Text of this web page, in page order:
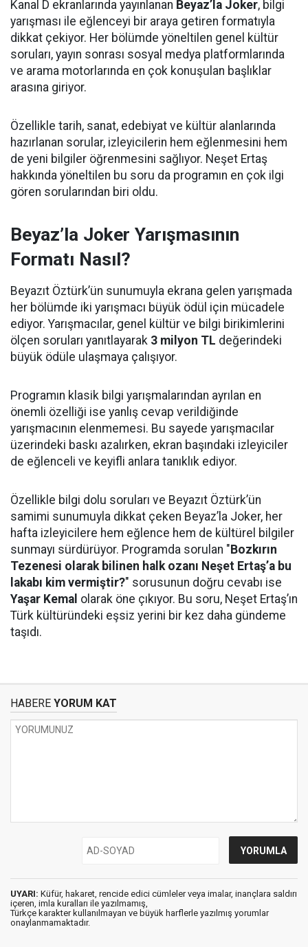
Kanal D ekranlarında yayınlanan Beyaz’la Joker, bilgi
yarışması ile eğlenceyi bir araya getiren formatıyla
dikkat çekiyor. Her bölümde yöneltilen genel kültür
soruları, yayın sonrası sosyal medya platformlarında
ve arama motorlarında en çok konuşulan başlıklar
arasına giriyor.
Özellikle tarih, sanat, edebiyat ve kültür alanlarında
hazırlanan sorular, izleyicilerin hem eğlenmesini hem
de yeni bilgiler öğrenmesini sağlıyor. Neşet Ertaş
hakkında yöneltilen bu soru da programın en çok ilgi
gören sorularından biri oldu.
Beyaz’la Joker Yarışmasının
Formatı Nasıl?
Beyazıt Öztürk’ün sunumuyla ekrana gelen yarışmada
her bölümde iki yarışmacı büyük ödül için mücadele
ediyor. Yarışmacılar, genel kültür ve bilgi birikimlerini
ölçen soruları yanıtlayarak 3 milyon TL değerindeki
büyük ödüle ulaşmaya çalışıyor.
Programın klasik bilgi yarışmalarından ayrılan en
önemli özelliği ise yanlış cevap verildiğinde
yarışmacının elenmemesi. Bu sayede yarışmacılar
üzerindeki baskı azalırken, ekran başındaki izleyiciler
de eğlenceli ve keyifli anlara tanıklık ediyor.
Özellikle bilgi dolu soruları ve Beyazıt Öztürk’ün
samimi sunumuyla dikkat çeken Beyaz’la Joker, her
hafta izleyicilere hem eğlence hem de kültürel bilgiler
sunmayı sürdürüyor. Programda sorulan " Bozkırın
Tezenesi olarak bilinen halk ozanı Neşet Ertaş’a bu
lakabı kim vermiştir?" sorusunun doğru cevabı ise
Yaşar Kemal olarak öne çıkıyor. Bu soru, Neşet Ertaş’ın
Türk kültüründeki eşsiz yerini bir kez daha gündeme
taşıdı.
HABERE YORUM KAT
UYARI: Küfür, hakaret, rencide edici cümleler veya imalar, inançlara saldırı
içeren, imla kuralları ile yazılmamış,
Türkçe karakter kullanılmayan ve büyük harflerle yazılmış yorumlar
onaylanmamaktadır.